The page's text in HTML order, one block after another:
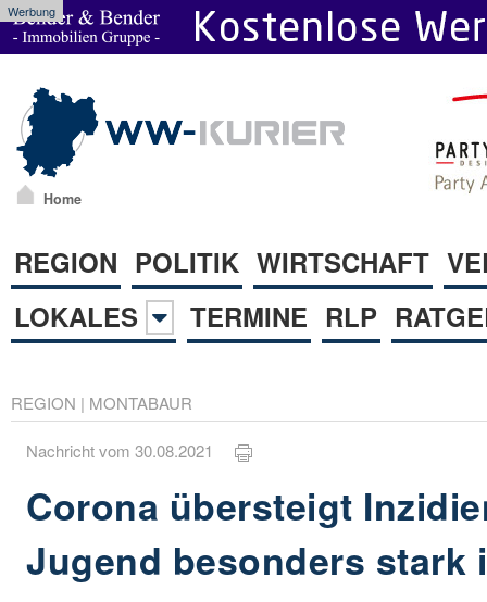
Werbung
Home
REGION POLITIK WIRTSCHAFT
LOKALES
TERMINE RLP
REGION | MONTABAUR
Nachricht vom 30.08.2021
Corona übersteigt
Jugend besonders stark